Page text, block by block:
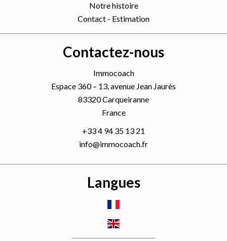
Notre histoire
Contact - Estimation
Contactez-nous
Immocoach
Espace 360 – 13, avenue Jean Jaurès
83320Carqueiranne
France
+33 4 94 35 13 21
info@immocoach.fr
Langues